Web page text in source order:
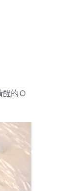
醒的Ｏ